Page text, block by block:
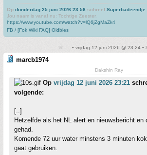
Op donderdag 25 juni 2026 23:56 schreef Superbadeendje
Jou naam is vanaf nu: Tochtige Zeester.
https://www.youtube.com/watch?v=lQ6jZgMaZk4
FB / [Fok Wiki FAQ] Oldbies
• vrijdag 12 juni 2026 @ 23:24 •
marcb1974
Dakshin Ray
Op vrijdag 12 juni 2026 23:21
volgende:
[..]
Hetzelfde als het NL alert en nieuwsbericht en
gehad.
Komende 72 uur water minstens 3 minuten
gaat gebruiken.